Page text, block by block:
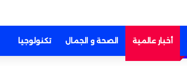
أخبار عالمية الصحة و الجمال تكنولوجيا